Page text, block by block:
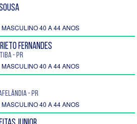
MASCULINO 40 A 44 ANOS
FERNANDES
- PR
MASCULINO 40 A 44 ANOS
- PR
MASCULINO 40 A 44 ANOS